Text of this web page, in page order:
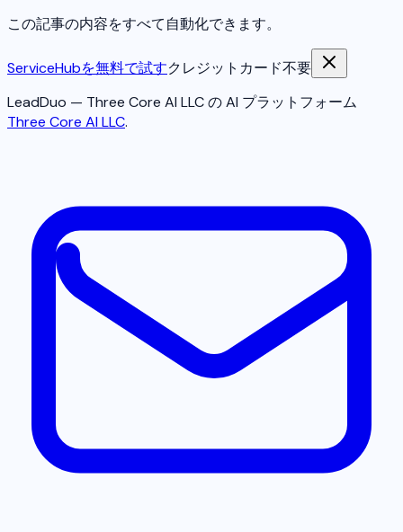
この記事の内容をすべて自動化できます。
ServiceHubを無料で試すクレジットカード不要
LeadDuo — Three Core AI LLC の AI プラットフォーム
Three Core AI LLC.